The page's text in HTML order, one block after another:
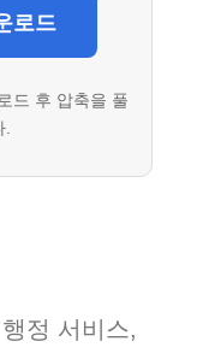
로드
드 후 압축을 풀
정 서비스,